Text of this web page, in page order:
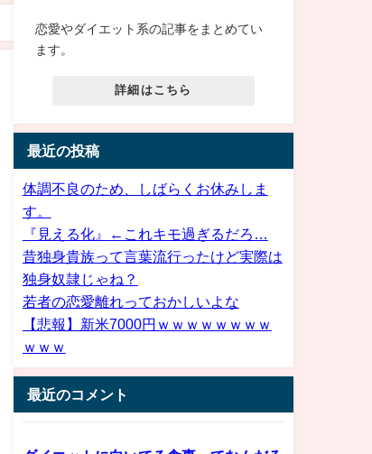
恋愛やダイエット系の記事をまとめてい
ます。
詳細はこちら
最近の投稿
体調不良のため、しばらくお休みしま
す。
『見える化』←これキモ過ぎるだろ…
昔独身貴族って言葉流行ったけど実際は
独身奴隷じゃね？
若者の恋愛離れっておかしいよな
【悲報】新米7000円ｗｗｗｗｗｗｗｗ
ｗｗｗ
最近のコメント